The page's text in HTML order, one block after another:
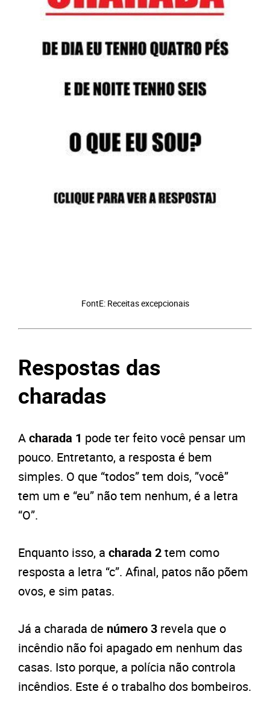
FontE: Receitas excepcionais
Respostas das
charadas
Acharada 1 pode ter feito você pensar um
pouco. Entretanto, a resposta é bem
simples. O que “todos” tem dois, ”você”
tem um e “eu” não tem nenhum, é a letra
“O”.
Enquanto isso, a charada 2tem como
resposta a letra “c”. Afinal, patos não põem
ovos, e sim patas.
Já a charada de número 3 revela que o
incêndio não foi apagado em nenhum das
casas. Isto porque, a polícia não controla
incêndios. Este é o trabalho dos bombeiros.